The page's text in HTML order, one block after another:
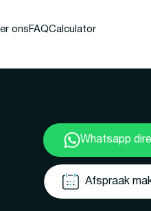
ons FAQCalculator
Whatsapp
Afspraak